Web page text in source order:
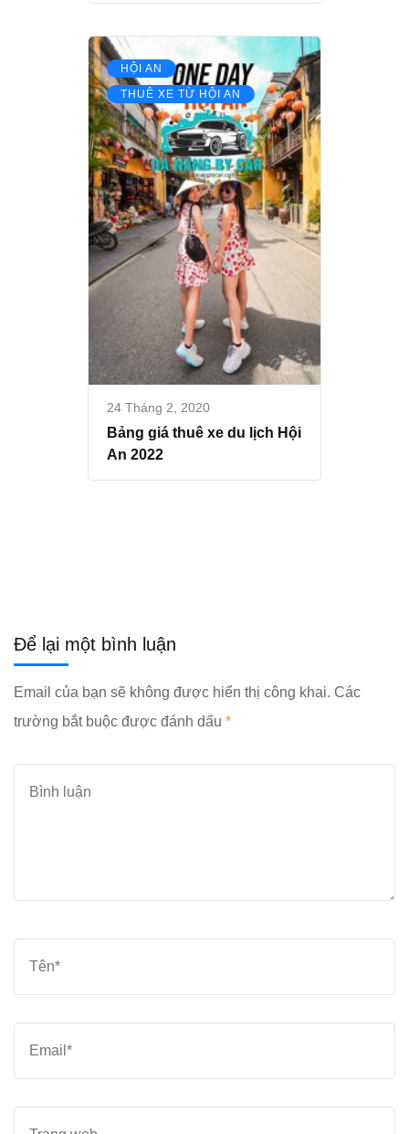
HỘI AN ,
THUÊ XE TỪ HỘI AN
24 Tháng 2, 2020
Bảng giá thuê xe du lịch Hội
An 2022
Để lại một bình luận
Email của bạn sẽ không được hiển thị công khai. Các
trường bắt buộc được đánh dấu *